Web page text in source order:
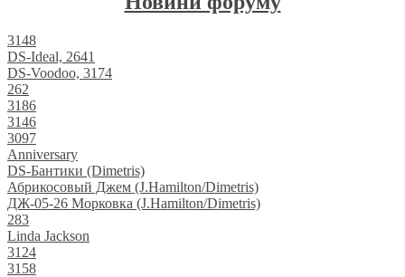
3148
DS-Ideal, 2641
DS-Voodoo, 3174
262
3186
3146
3097
Anniversary
DS-Бантики (Dimetris)
Абрикосовый Джем (J.Hamilton/Dimetris)
ДЖ-05-26 Морковка (J.Hamilton/Dimetris)
283
Linda Jackson
3124
3158